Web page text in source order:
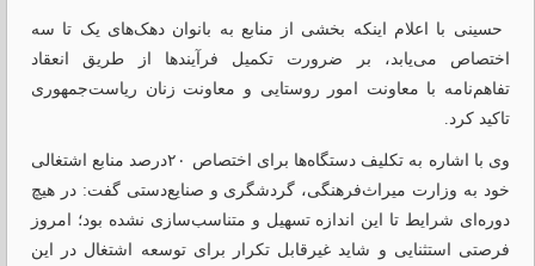
‏ ‎حسینی با اعلام اینکه بخشی از منابع به بانوان دهک‌های یک تا سه
اختصاص می‌یابد، بر ضرورت تکمیل فرآیندها از طریق انعقاد
تفاهم‌نامه با معاونت امور روستایی و معاونت زنان ریاست‌جمهوری
تاکید کرد.
‏‎وی با اشاره به تکلیف دستگاه‌ها برای اختصاص ۲۰درصد منابع اشتغالی
خود به وزارت میراث‌فرهنگی، گردشگری و صنایع‌دستی گفت: در هیچ
دوره‌ای شرایط تا این اندازه تسهیل و متناسب‌سازی نشده بود؛ امروز
فرصتی استثنایی و شاید غیرقابل تکرار برای توسعه اشتغال در این